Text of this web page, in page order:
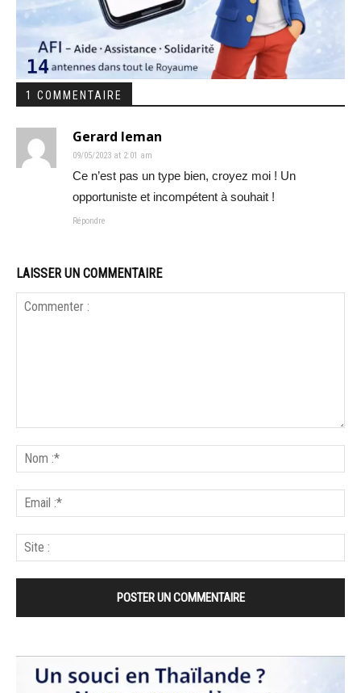
1 COMMENTAIRE
Gerard leman
09/05/2023 at 2:01 am
Ce n’est pas un type bien, croyez moi ! Un
opportuniste et incompétent à souhait !
Répondre
LAISSER UN COMMENTAIRE